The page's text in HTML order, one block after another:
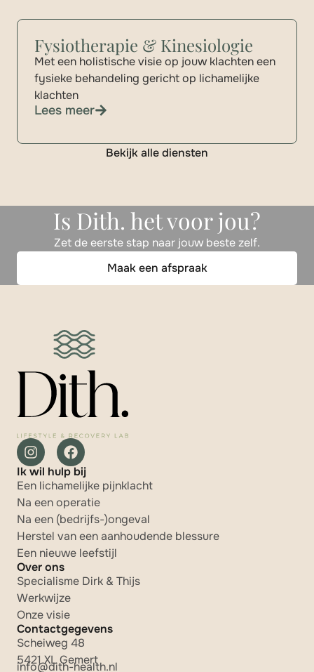
Fysiotherapie & Kinesiologie
Met een holistische visie op jouw klachten een
fysieke behandeling gericht op lichamelijke
klachten
Lees meer
Bekijk alle diensten
Is Dith. het voor jou?
Zet de eerste stap naar jouw beste zelf.
Maak een afspraak
Ik wil hulp bij
Een lichamelijke pijnklacht
Na een operatie
Na een (bedrijfs-)ongeval
Herstel van een aanhoudende blessure
Een nieuwe leefstijl
Over ons
Specialisme Dirk & Thijs
Werkwijze
Onze visie
Contactgegevens
Scheiweg 48
5421 XL Gemert
info@dith-health.nl